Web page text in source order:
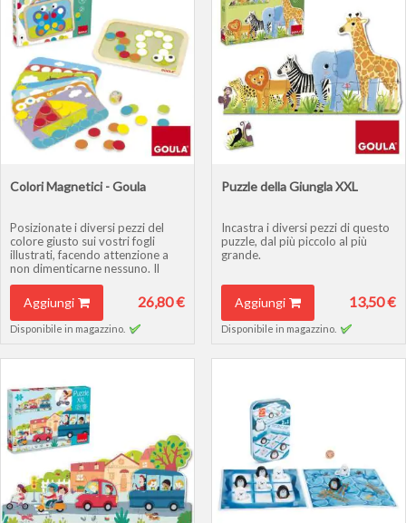
Colori Magnetici - Goula
Posizionate i diversi pezzi del
colore giusto sui vostri fogli
illustrati, facendo attenzione a
non dimenticarne nessuno. Il
vincitore sarà chi inserisce il
numero maggiori di pezzi.
Aggiungi 26,80 €
Disponibile in magazzino.
Puzzle della Giungla XXL
Incastra i diversi pezzi di questo
puzzle, dal più piccolo al più
grande.
Aggiungi 13,50 €
Disponibile in magazzino.